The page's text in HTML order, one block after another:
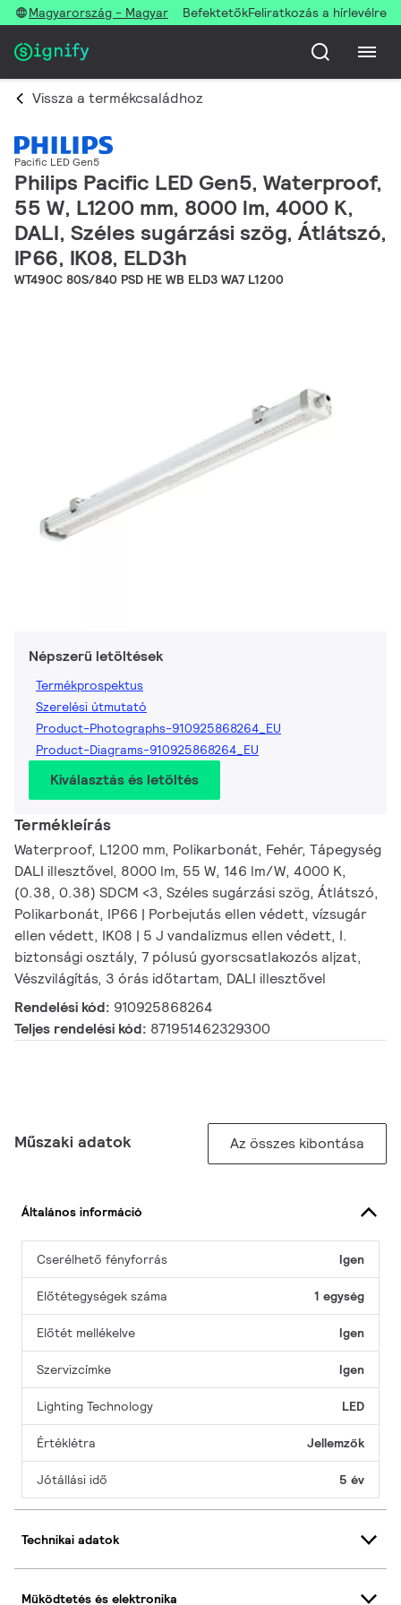
Magyarország - Magyar BefektetőkFeliratkozás a hírlevélre
Vissza a termékcsaládhoz
Pacific LED Gen5
Philips Pacific LED Gen5, Waterproof,
55 W, L1200 mm, 8000 lm, 4000 K,
DALI, Széles sugárzási szög, Átlátszó,
IP66, IK08, ELD3h
WT490C 80S/840 PSD HE WB ELD3 WA7 L1200
Népszerű letöltések
Termékprospektus
Szerelési útmutató
Product-Photographs-910925868264_EU
Product-Diagrams-910925868264_EU
Kiválasztás és letöltés
Termékleírás
Waterproof, L1200 mm, Polikarbonát, Fehér, Tápegység
DALI illesztővel, 8000 lm, 55 W, 146 lm/W, 4000 K,
(0.38, 0.38) SDCM <3, Széles sugárzási szög, Átlátszó,
Polikarbonát, IP66 | Porbejutás ellen védett, vízsugár
ellen védett, IK08 | 5 J vandalizmus ellen védett, I.
biztonsági osztály, 7 pólusú gyorscsatlakozós aljzat,
Vészvilágítás, 3 órás időtartam, DALI illesztővel
Rendelési kód: 910925868264
Teljes rendelési kód: 871951462329300
Műszaki adatok Az összes kibontása
Általános információ
Cserélhető fényforrás Igen
Előtétegységek száma 1 egység
Előtét mellékelve Igen
Szervizcímke Igen
Lighting Technology LED
Értéklétra Jellemzők
Jótállási idő 5 év
Technikai adatok
Működtetés és elektronika